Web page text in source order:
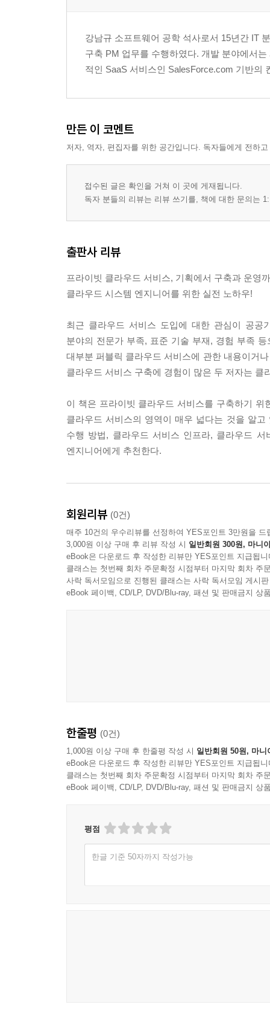
강남규 소프트웨어 공학 석사로서 15년간 IT
구축 PM 업무를 수행하였다. 개발 분야에서
적인 SaaS 서비스인 SalesForce.com 기반의
만든 이 코멘트
저자, 역자, 편집자를 위한 공간입니다. 독자들에게 전하
접수된 글은 확인을 거쳐 이 곳에 게재됩니다.
독자 분들의 리뷰는 리뷰 쓰기를, 책에 대한 문의는
출판사 리뷰
프라이빗 클라우드 서비스, 기획에서 구축과 운영
클라우드 시스템 엔지니어를 위한 실전 노하우!
최근 클라우드 서비스 도입에 대한 관심이 공공
분야의 전문가 부족, 표준 기술 부재, 경험 부족
대부분 퍼블릭 클라우드 서비스에 관한 내용이거
클라우드 서비스 구축에 경험이 많은 두 저자는
이 책은 프라이빗 클라우드 서비스를 구축하기
클라우드 서비스의 영역이 매우 넓다는 것을 알
수행 방법, 클라우드 서비스 인프라, 클라우드
엔지니어에게 추천한다.
회원리뷰 (0건)
매주 10건의 우수리뷰를 선정하여 YES포인트 3만원을 드
3,000원 이상 구매 후 리뷰 작성 시 일반회원 300원, 마니
eBook은 다운로드 후 작성한 리뷰만 YES포인트 지급됩니
클래스는 첫번째 회차 주문확정 시점부터 마지막 회차 주
사락 독서모임으로 진행된 클래스는 사락 독서모임 게시
eBook 페이백, CD/LP, DVD/Blu-ray, 패션 및 판매금지 상
한줄평 (0건)
1,000원 이상 구매 후 한줄평 작성 시 일반회원 50원, 마니
eBook은 다운로드 후 작성한 리뷰만 YES포인트 지급됩니
클래스는 첫번째 회차 주문확정 시점부터 마지막 회차 주
eBook 페이백, CD/LP, DVD/Blu-ray, 패션 및 판매금지 상
평점
한글 기준 50자까지 작성가능